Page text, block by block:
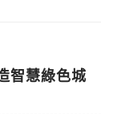
智慧綠色城